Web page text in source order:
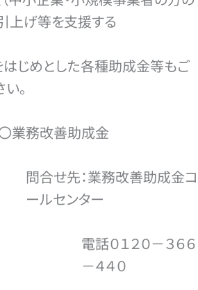
上げ等を支援する
はじめとした各種助成金等もご
。
業務改善助成金
問合せ先：業務改善助成金コ
ールセンター
電話０１２０－３６６
－４４０